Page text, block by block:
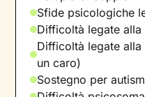
Sfide psicologiche
Difficoltà legate
Difficoltà legate
un caro)
Sostegno per